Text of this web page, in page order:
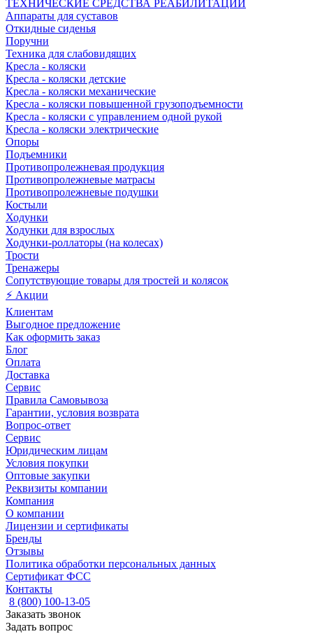
ТЕХНИЧЕСКИЕ СРЕДСТВА РЕАБИЛИТАЦИИ
Аппараты для суставов
Откидные сиденья
Поручни
Техника для слабовидящих
Кресла - коляски
Кресла - коляски детские
Кресла - коляски механические
Кресла - коляски повышенной грузоподъемности
Кресла - коляски с управлением одной рукой
Кресла - коляски электрические
Опоры
Подъемники
Противопролежневая продукция
Противопролежневые матрасы
Противопролежневые подушки
Костыли
Ходунки
Ходунки для взрослых
Ходунки-роллаторы (на колесах)
Трости
Тренажеры
Сопутствующие товары для тростей и колясок
⚡ Акции
Клиентам
Выгодное предложение
Как оформить заказ
Блог
Оплата
Доставка
Сервис
Правила Самовывоза
Гарантии, условия возврата
Вопрос-ответ
Сервис
Юридическим лицам
Условия покупки
Оптовые закупки
Реквизиты компании
Компания
О компании
Лицензии и сертификаты
Бренды
Отзывы
Политика обработки персональных данных
Сертификат ФСС
Контакты
8 (800) 100-13-05
Заказать звонок
Задать вопрос